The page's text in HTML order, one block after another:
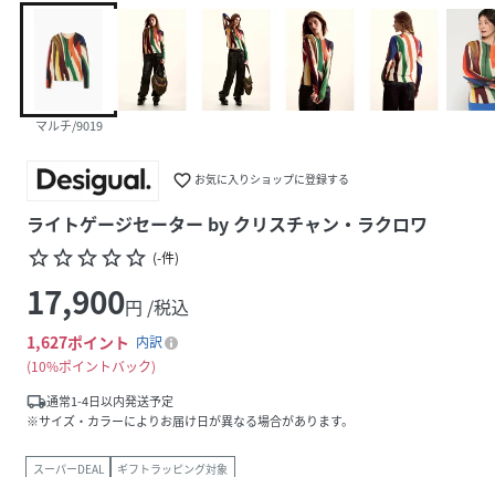
マルチ/9019
favorite_border お気に入りショップに登録する
ライトゲージセーター by クリスチャン・ラクロワ
star_borderstar_borderstar_borderstar_borderstar_border (-件)
17,900円 /税込
1,627ポイント 内訳
10%ポイントバック
local_shipping通常1-4日以内発送予定
※サイズ・カラーによりお届け日が異なる場合があります。
スーパーDEAL
ギフトラッピング対象